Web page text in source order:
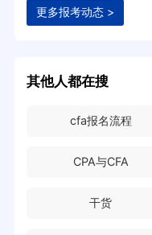
更多报考动态 >
其他人都在搜
cfa报名流程
CPA与CFA
干货